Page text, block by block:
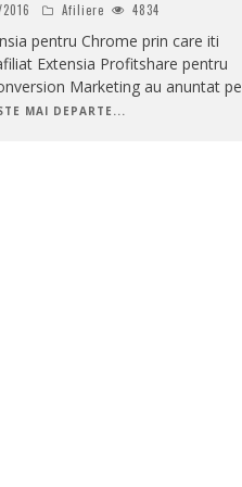
Afiliere 4834
pentru Chrome prin care iti
Extensia Profitshare pentru
Marketing au anuntat pe
MAI DEPARTE...